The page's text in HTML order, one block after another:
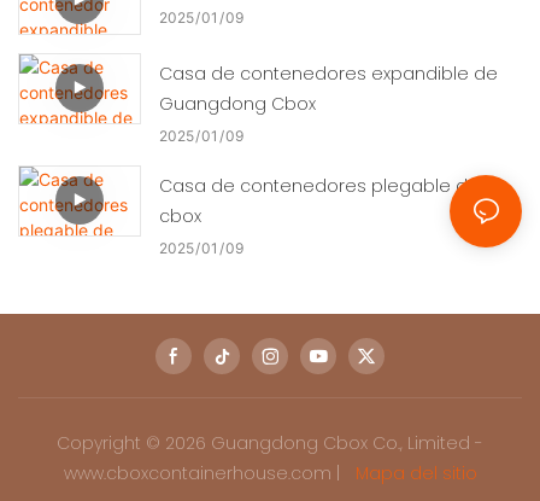
2025 01 09
Casa de contenedores expandible de
Guangdong Cbox
2025 01 09
Casa de contenedores plegable de
cbox
2025 01 09
Copyright © 2026 Guangdong Cbox Co., Limited -
www.cboxcontainerhouse.com |
Mapa del sitio